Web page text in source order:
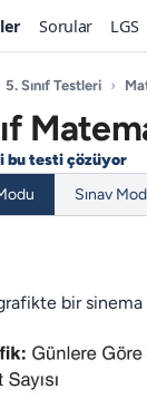
Sorular LGS
5. Sınıf Testleri ›
bu testi çözüyor
Sınav
bir